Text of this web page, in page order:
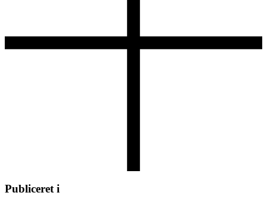
Publiceret i